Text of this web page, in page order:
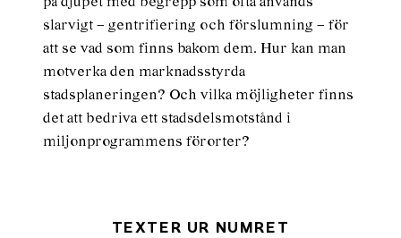
slarvigt – gentrifiering och förslumning – för
att se vad som finns bakom dem. Hur kan man
motverka den marknadsstyrda
stadsplaneringen? Och vilka möjligheter finns
det att bedriva ett stadsdelsmotstånd i
miljonprogrammens förorter?
TEXTER UR NUMRET